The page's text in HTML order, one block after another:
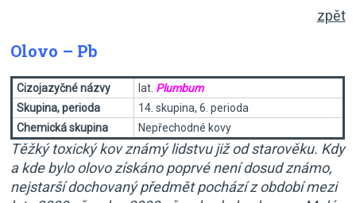
zpět
Olovo – Pb
Cizojazyčné názvy lat. Plumbum
Skupina, perioda
14. skupina, 6. perioda
Chemická skupina
Nepřechodné kovy
Těžký toxický kov známý lidstvu již od starověku. Kdy
a kde bylo olovo získáno poprvé není dosud známo,
nejstarší dochovaný předmět pochází z období mezi